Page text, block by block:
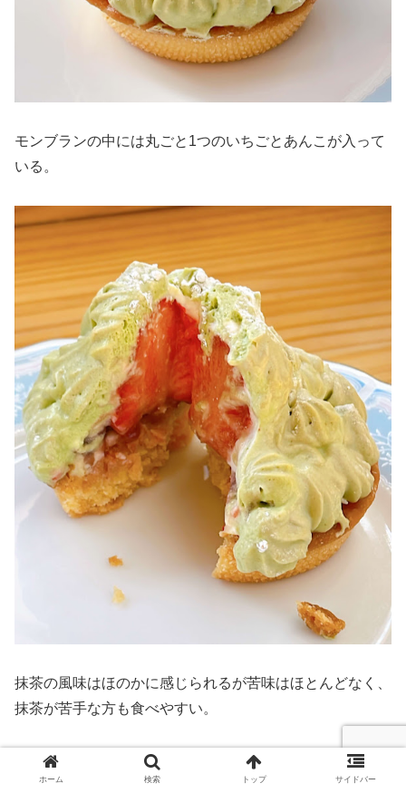
モンブランの中には丸ごと1つのいちごとあんこが入って
いる。
抹茶の風味はほのかに感じられるが苦味はほとんどなく、
抹茶が苦手な方も食べやすい。
また上品な甘さで軽めな食感のため甘いものが苦手な方も
食べやすい。
ホーム 検索 トップ サイドバー